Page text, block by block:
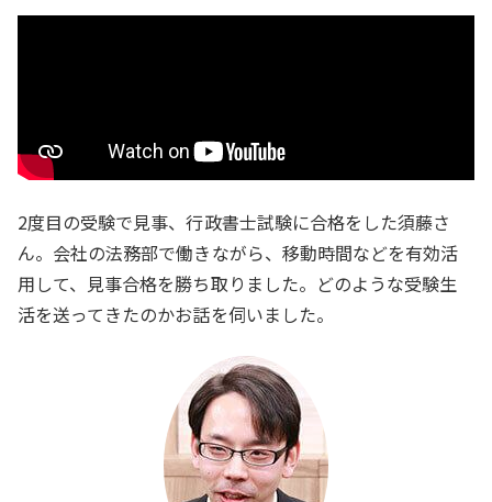
2度目の受験で見事、行政書士試験に合格をした須藤さ
ん。会社の法務部で働きながら、移動時間などを有効活
用して、見事合格を勝ち取りました。どのような受験生
活を送ってきたのかお話を伺いました。